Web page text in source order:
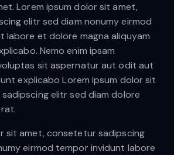
Lorem ipsum dolor sit amet,
elitr sed diam nonumy eirmod
labore et dolore magna aliquyam
Nemo enim ipsam
sit aspernatur aut odit aut
explicabo Lorem ipsum dolor sit
elitr sed diam dolore
sit amet, consetetur sadipscing
eirmod tempor invidunt labore